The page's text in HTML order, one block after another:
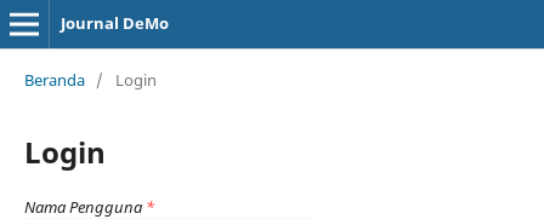
Journal DeMo
Beranda / Login
Login
Nama Pengguna *